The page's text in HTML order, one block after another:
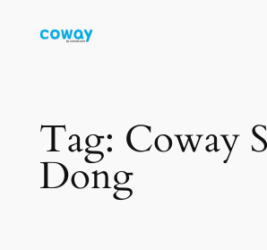
Tag: Coway
Dong